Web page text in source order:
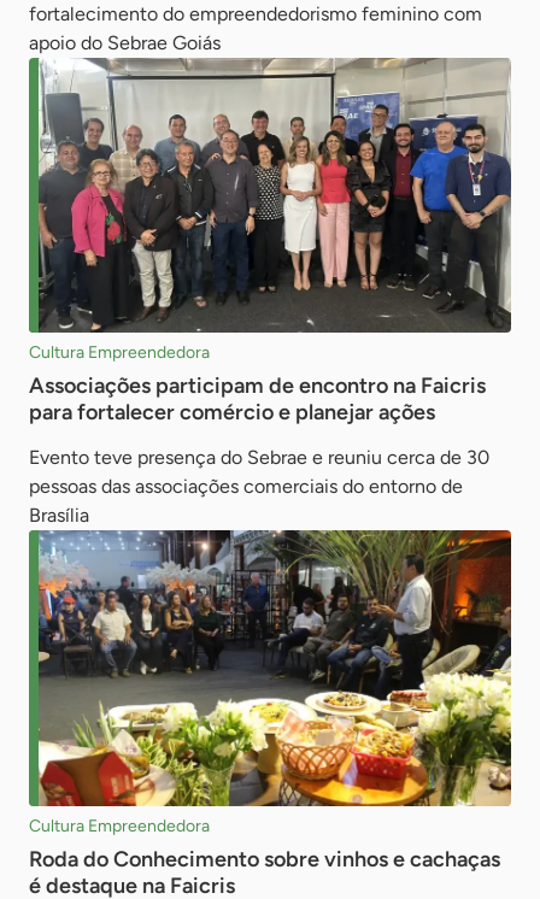
fortalecimento do empreendedorismo feminino com
apoio do Sebrae Goiás
Cultura Empreendedora
Associações participam de encontro na Faicris
para fortalecer comércio e planejar ações
Evento teve presença do Sebrae e reuniu cerca de 30
pessoas das associações comerciais do entorno de
Brasília
Cultura Empreendedora
Roda do Conhecimento sobre vinhos e cachaças
é destaque na Faicris